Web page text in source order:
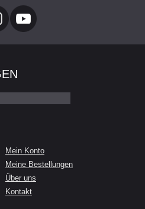
Mein Konto
Meine Bestellungen
Über uns
Kontakt